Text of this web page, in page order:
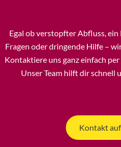
Egal ob verstopfter Abfluss,
Fragen oder dringende Hilfe –
Kontaktiere uns ganz einfach
Unser Team hilft dir
Kontakt